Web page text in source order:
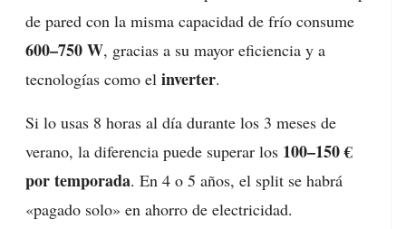
de pared con la misma capacidad de frío consume
600–750 W, gracias a su mayor eficiencia y a
tecnologías como el inverter.
Si lo usas 8 horas al día durante los 3 meses de
verano, la diferencia puede superar los 100–150 €
por temporada. En 4 o 5 años, el split se habrá
«pagado solo» en ahorro de electricidad.